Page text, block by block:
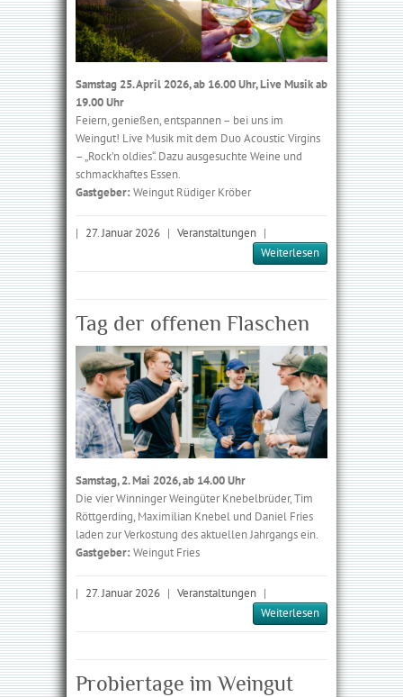
Samstag 25. April 2026, ab 16.00 Uhr, Live Musik ab
19.00 Uhr
Feiern, genießen, entspannen – bei uns im
Weingut! Live Musik mit dem Duo Acoustic Virgins
– „Rock’n oldies“. Dazu ausgesuchte Weine und
schmackhaftes Essen.
Gastgeber: Weingut Rüdiger Kröber
| 27. Januar 2026 | Veranstaltungen |
Weiterlesen
Tag der offenen Flaschen
Samstag, 2. Mai 2026, ab 14.00 Uhr
Die vier Winninger Wein­güter Knebelbrüder, Tim
Röttgerding, Maximilian Knebel und Daniel Fries
laden zur Verkostung des aktuellen Jahrgangs ein.
Gastgeber: Weingut Fries
| 27. Januar 2026 | Veranstaltungen |
Weiterlesen
Probiertage im Weingut